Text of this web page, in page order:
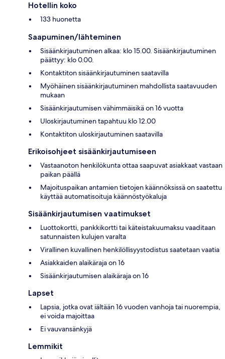
Hotellin koko
133 huonetta
Saapuminen/lähteminen
Sisäänkirjautuminen alkaa: klo 15.00. Sisäänkirjautuminen
päättyy: klo 0.00.
Kontaktiton sisäänkirjautuminen saatavilla
Myöhäinen sisäänkirjautuminen mahdollista saatavuuden
mukaan
Sisäänkirjautumisen vähimmäisikä on 16 vuotta
Uloskirjautuminen tapahtuu klo 12.00
Kontaktiton uloskirjautuminen saatavilla
Erikoisohjeet sisäänkirjautumiseen
Vastaanoton henkilökunta ottaa saapuvat asiakkaat vastaan
paikan päällä
Majoituspaikan antamien tietojen käännöksissä on saatettu
käyttää automatisoituja käännöstyökaluja
Sisäänkirjautumisen vaatimukset
Luottokortti, pankkikortti tai käteistakuumaksu vaaditaan
satunnaisten kulujen varalta
Virallinen kuvallinen henkilöllisyystodistus saatetaan vaatia
Asiakkaiden alaikäraja on 16
Sisäänkirjautumisen alaikäraja on 16
Lapset
Lapsia, jotka ovat iältään 16 vuoden vanhoja tai nuorempia,
ei voida majoittaa
Ei vauvansänkyjä
Lemmikit